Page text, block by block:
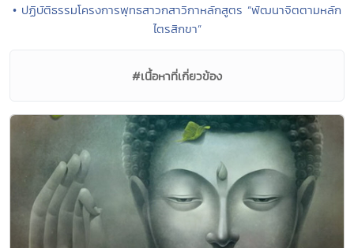
• ปฏิบัติธรรมโครงการพุทธสาวกสาวิกาหลักสูตร “พัฒนาจิตตามหลัก
ไตรสิกขา”
#เนื้อหาที่เกี่ยวข้อง